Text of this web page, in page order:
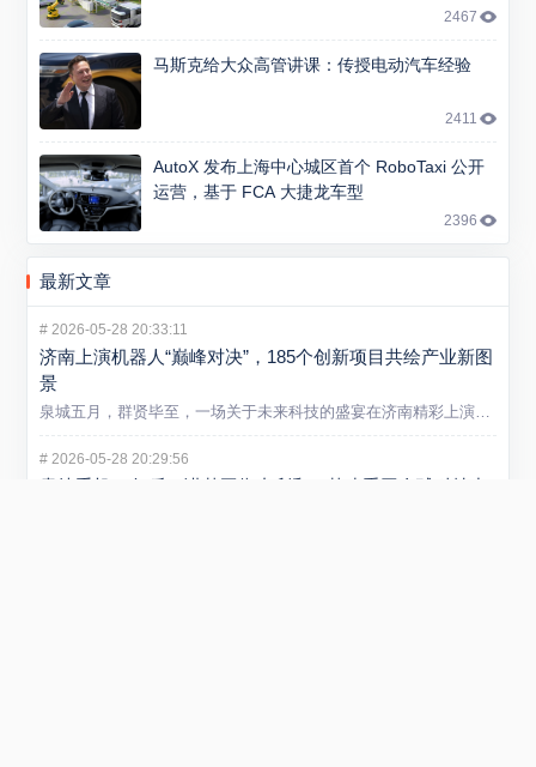
2467
马斯克给大众高管讲课：传授电动汽车经验
2411
AutoX 发布上海中心城区首个 RoboTaxi 公开
运营，基于 FCA 大捷龙车型
2396
最新文章
# 2026-05-28 20:33:11
济南上演机器人“巅峰对决”，185个创新项目共绘产业新图
景
# 2026-05-28 20:29:56
卖掉手机13年后，诺基亚靠专利和AI基建重回全球科技中